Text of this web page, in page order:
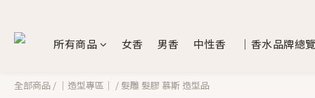
所有商品 女香 男香 中性香 ｜香水品牌總
全部商品 / ｜造型專區｜ / 髮雕 髮膠 慕斯 造型品